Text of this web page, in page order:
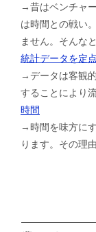
→昔はベンチャ
は時間との戦い
ません。そんな
統計データを定
→データは客観
することにより
時間
→時間を味方に
ります。その理